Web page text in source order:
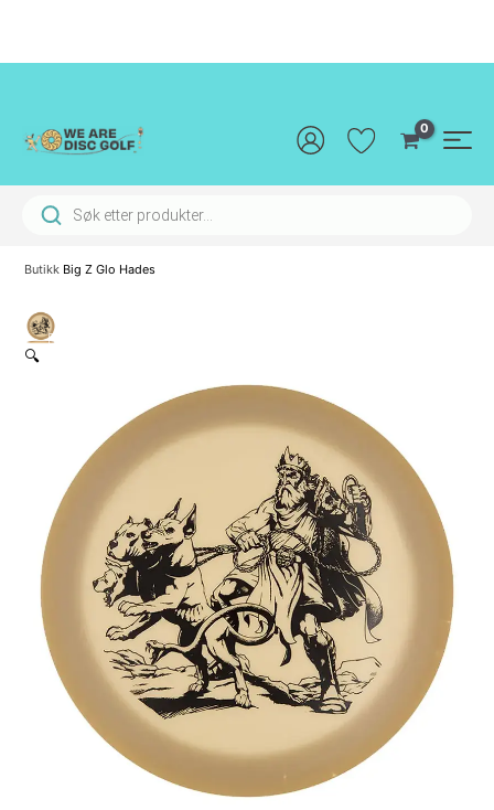
innholdet
Products search
Butikk Big Z Glo Hades
🔍